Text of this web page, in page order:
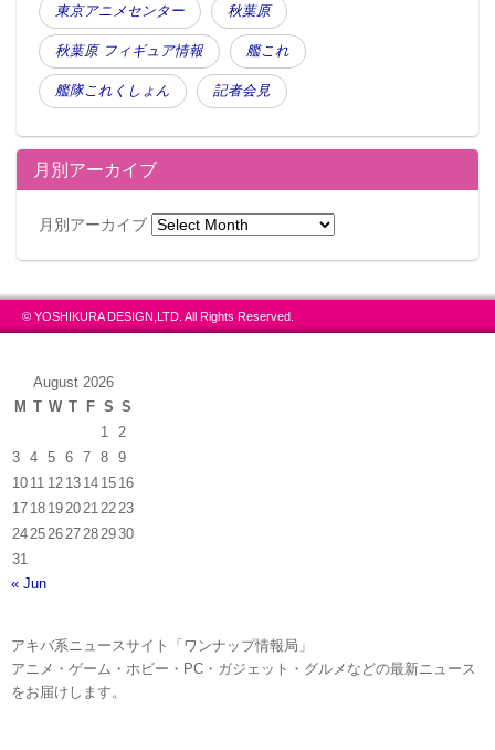
東京アニメセンター 秋葉原
秋葉原 フィギュア情報 艦これ
艦隊これくしょん 記者会見
月別アーカイブ
月別アーカイブ
© YOSHIKURA DESIGN,LTD. All Rights Reserved.
August 2026
M T W T F S S
1
2
3
4 5 6 7 8
9
10 11 12 13 14 15 16
17 18 19 20 21 22 23
24 25 26 27 28 2930
31
« Jun
アキバ系ニュースサイト「ワンナップ情報局」
アニメ・ゲーム・ホビー・PC・ガジェット・グルメなどの最新ニュース
をお届けします。